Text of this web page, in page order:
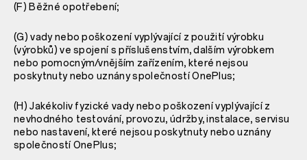
(F) Běžné opotřebení;
(G) vady nebo poškození vyplývající z použití výrobku
(výrobků) ve spojení s příslušenstvím, dalším výrobkem
nebo pomocným/vnějším zařízením, které nejsou
poskytnuty nebo uznány společností OnePlus;
(H) Jakékoliv fyzické vady nebo poškození vyplývající z
nevhodného testování, provozu, údržby, instalace, servisu
nebo nastavení, které nejsou poskytnuty nebo uznány
společností OnePlus;